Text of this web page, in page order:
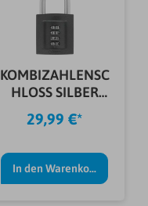
KOMBIZAHLENSC
HLOSS SILBER
158/50
29,99 €*
In den Warenkorb